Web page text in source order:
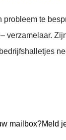
probleem te
verzamelaar.
mailbox?Meld